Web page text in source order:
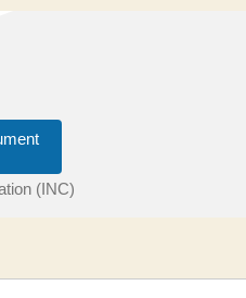
(INC)